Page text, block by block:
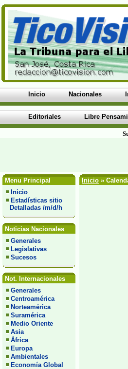
Inicio Nacionales
Editoriales Libre
Menu Principal
Inicio
Estadísticas sitio
Detalladas /m/d/h
Noticias Nacionales
Generales
Legislativas
Sucesos
Not. Internacionales
Generales
Centroamérica
Norteamérica
Suramérica
Medio Oriente
Asia
África
Europa
Ambientales
Economía Global
Inicio »